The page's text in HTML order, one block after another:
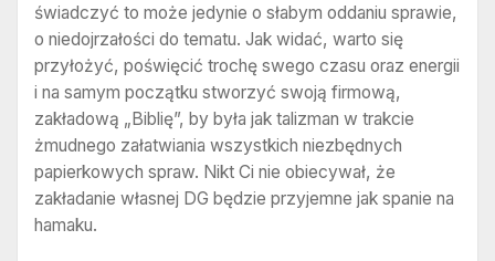
świadczyć to może jedynie o słabym oddaniu sprawie,
o niedojrzałości do tematu. Jak widać, warto się
przyłożyć, poświęcić trochę swego czasu oraz energii
i na samym początku stworzyć swoją firmową,
zakładową „Biblię”, by była jak talizman w trakcie
żmudnego załatwiania wszystkich niezbędnych
papierkowych spraw. Nikt Ci nie obiecywał, że
zakładanie własnej DG będzie przyjemne jak spanie na
hamaku.